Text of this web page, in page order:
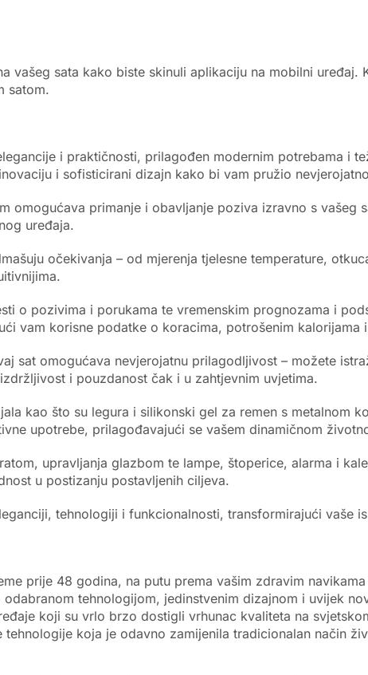
vašeg sata kako biste skinuli aplikaciju na mobilni
satom.
i praktičnosti, prilagođen modernim potrebama i
i sofisticirani dizajn kako bi vam pružio
omogućava primanje i obavljanje poziva izravno s vašeg
uređaja.
očekivanja – od mjerenja tjelesne temperature,
o pozivima i porukama te vremenskim prognozama i
vam korisne podatke o koracima, potrošenim kalorijama
sat omogućava nevjerojatnu prilagodljivost – možete
i pouzdanost čak i u zahtjevnim uvjetima.
kao što su legura i silikonski gel za remen s metalnom
upotrebe, prilagođavajući se vašem dinamičnom
upravljanja glazbom te lampe, štoperice, alarma i
u postizanju postavljenih ciljeva.
tehnologiji i funkcionalnosti, transformirajući vaše
prije 48 godina, na putu prema vašim zdravim
tehnologijom, jedinstvenim dizajnom i uvijek
koji su vrlo brzo dostigli vrhunac kvaliteta na
koja je odavno zamijenila tradicionalan način